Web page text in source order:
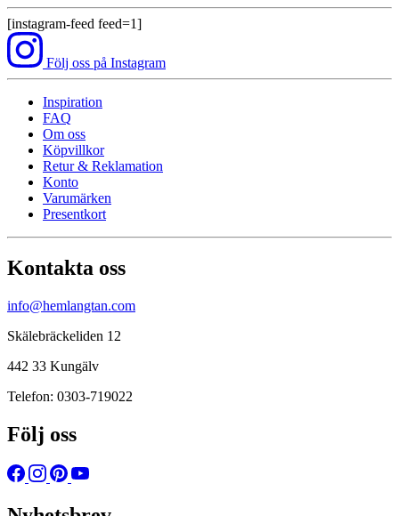
[instagram-feed feed=1]
Följ oss på Instagram
Inspiration
FAQ
Om oss
Köpvillkor
Retur & Reklamation
Konto
Varumärken
Presentkort
Kontakta oss
info@hemlangtan.com
Skälebräckeliden 12
442 33 Kungälv
Telefon: 0303-719022
Följ oss